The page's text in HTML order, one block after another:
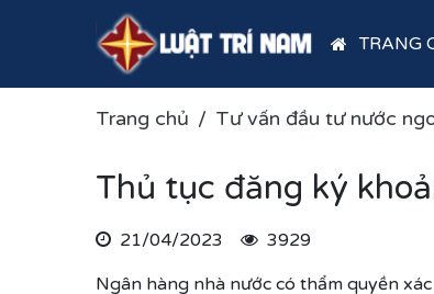
TRANG
Trang chủ Tư vấn đầu tư nước
Thủ tục đăng ký
21/04/2023
3929
Ngân hàng nhà nước có thẩm quyền